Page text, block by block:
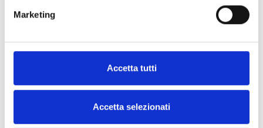
Marketing
Accetta tutti
Accetta selezionati
NOUS
TROUVE-LE